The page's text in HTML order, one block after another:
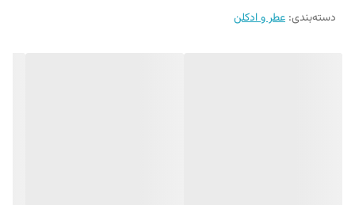
دسته‌بندی: عطر و ادکلن